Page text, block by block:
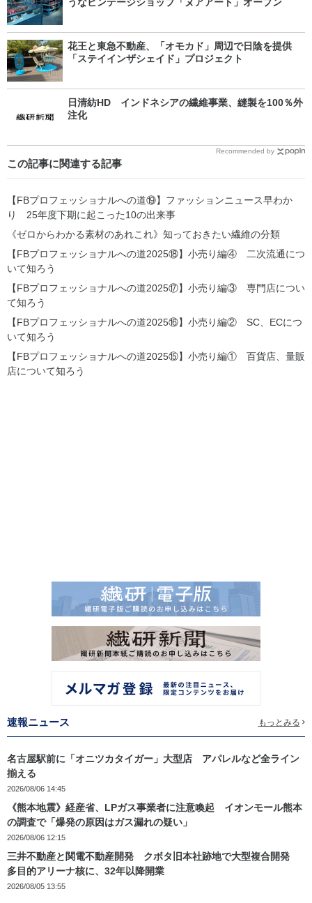
花王と東急不動産、「オモカド」周辺で日陰を提供
「ステイインザシェイド」プロジェクト
日清紡HD インドネシアの繊維事業、縫製を100％外
注化
Recommended by
この記事に関連する記事
【FBプロフェッショナルへの道⑲】ファッションニュース早わか
り 25年度下期に起こった10の出来事
《ゼロからわかる素材のあれこれ》知っておきたい繊維の分類
【FBプロフェッショナルへの道2025⑱】小売り編④ 二次流通につ
いて知ろう
【FBプロフェッショナルへの道2025⑰】小売り編③ 専門店につい
て知ろう
【FBプロフェッショナルへの道2025⑯】小売り編② SC、ECにつ
いて知ろう
【FBプロフェッショナルへの道2025⑮】小売り編① 百貨店、量販
店について知ろう
速報ニュース もっとみる
名古屋駅前に「オニツカタイガー」大型店 アパレルなど全ライン
揃える
2026/08/06 14:45
《熊本地震》経産省、LPガス事業者に注意喚起 イオンモール熊本
の調査で「爆発の原因はガス漏れの疑い」
2026/08/06 12:15
三井不動産と関電不動産開発 クボタ旧本社跡地で大型複合開発
多目的アリーナ核に、32年以降開業
2026/08/05 13:55